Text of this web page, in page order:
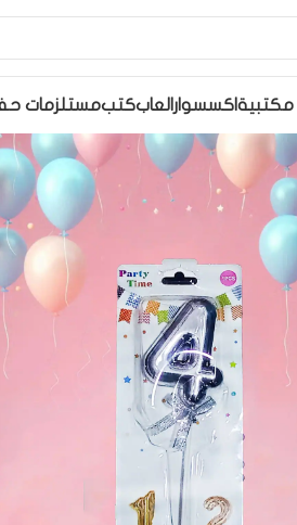
مكتبيةاكسسوار العابكتبمستلزمات